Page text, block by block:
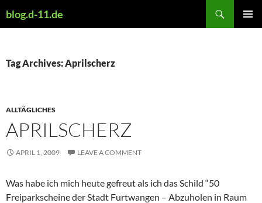
toblog.d-11.de
Tag Archives: Aprilscherz
ALLTÄGLICHES
APRILSCHERZ
APRIL 1, 2009 LEAVE A COMMENT
Was habe ich mich heute gefreut als ich das Schild “50
Freiparkscheine der Stadt Furtwangen – Abzuholen in Raum